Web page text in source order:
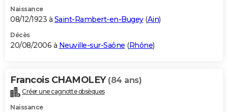
Naissance
08/12/1923 à Saint-Rambert-en-Bugey(Ain)
Décès
20/08/2006 à Neuville-sur-Saône (Rhône)
Francois CHAMOLEY (84 ans)
Créer une cagnotte obsèques
Naissance